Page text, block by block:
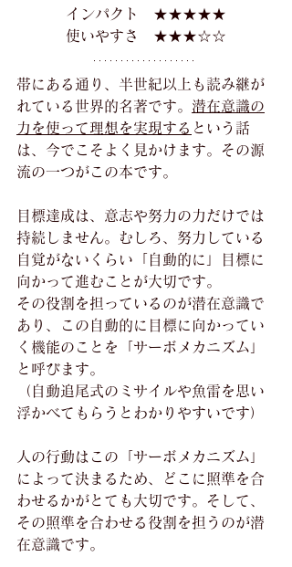
インパクト　★★★★★
使いやすさ　★★★☆☆
帯にある通り、半世紀以上も読み継が
れている世界的名著です。 潜在意識の
力を使って理想を実現する という話
は、今でこそよく見かけます。その源
流の一つがこの本です。
目標達成は、意志や努力の力だけでは
持続しません。むしろ、努力している
自覚がないくらい「自動的に」目標に
向かって進むことが大切です。
その役割を担っているのが潜在意識で
あり、この自動的に目標に向かってい
く機能のことを「サーボメカニズム」
と呼びます。
（自動追尾式のミサイルや魚雷を思い
浮かべてもらうとわかりやすいです）
人の行動はこの「サーボメカニズム」
によって決まるため、どこに照準を合
わせるかがとても大切です。そして、
その照準を合わせる役割を担うのが潜
在意識です。